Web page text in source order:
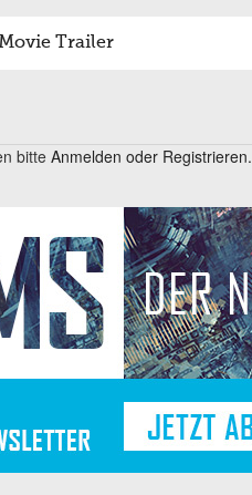
Trailer
bitteAnmelden oder Registrieren.